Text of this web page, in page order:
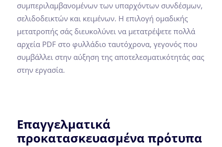
συμπεριλαμβανομένων των υπαρχόντων συνδέσμων,
σελιδοδεικτών και κειμένων. Η επιλογή ομαδικής
μετατροπής σάς διευκολύνει να μετατρέψετε πολλά
αρχεία PDF στο φυλλάδιο ταυτόχρονα, γεγονός που
συμβάλλει στην αύξηση της αποτελεσματικότητάς σας
στην εργασία.
Επαγγελματικά
προκατασκευασμένα πρότυπα